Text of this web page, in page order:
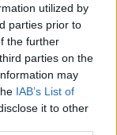
utilized by
parties prior to
the further
parties on the
may
IAB’s List of
it to other